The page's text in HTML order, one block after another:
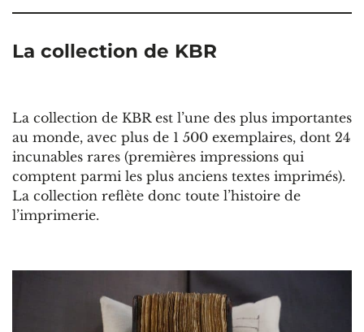
La collection de KBR
La collection de KBR est l’une des plus importantes
au monde, avec plus de 1 500 exemplaires, dont 24
incunables rares (premières impressions qui
comptent parmi les plus anciens textes imprimés).
La collection reflète donc toute l’histoire de
l’imprimerie.